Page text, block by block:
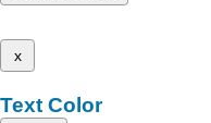
x
Text Color